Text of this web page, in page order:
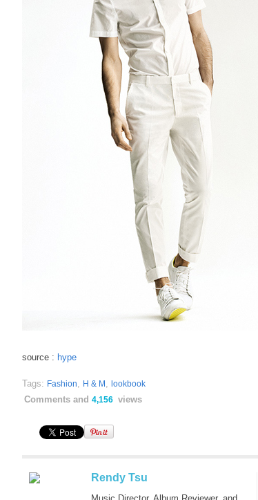
source : hype
Tags: Fashion, H & M , lookbook
Comments and 4,156 views
Rendy Tsu